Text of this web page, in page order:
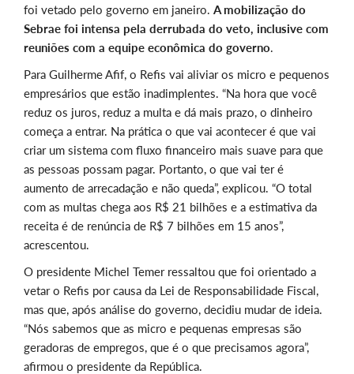
foi vetado pelo governo em janeiro. A mobilização do
Sebrae foi intensa pela derrubada do veto, inclusive com
reuniões com a equipe econômica do governo.
Para Guilherme Afif, o Refis vai aliviar os micro e pequenos
empresários que estão inadimplentes. “Na hora que você
reduz os juros, reduz a multa e dá mais prazo, o dinheiro
começa a entrar. Na prática o que vai acontecer é que vai
criar um sistema com fluxo financeiro mais suave para que
as pessoas possam pagar. Portanto, o que vai ter é
aumento de arrecadação e não queda”, explicou. “O total
com as multas chega aos R$ 21 bilhões e a estimativa da
receita é de renúncia de R$ 7 bilhões em 15 anos”,
acrescentou.
O presidente Michel Temer ressaltou que foi orientado a
vetar o Refis por causa da Lei de Responsabilidade Fiscal,
mas que, após análise do governo, decidiu mudar de ideia.
“Nós sabemos que as micro e pequenas empresas são
geradoras de empregos, que é o que precisamos agora”,
afirmou o presidente da República.